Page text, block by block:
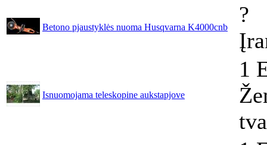
Betono pjaustyklės nuoma Husqvarna K4000cnb
?
Isnuomojama teleskopine aukstapjove
1